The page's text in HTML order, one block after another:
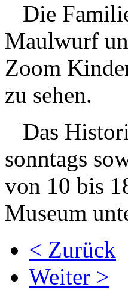
Die
Maulwurf
Zoom
zu sehen.
Das
sonntags
von 10 bis
Museum
< Zurück
Weiter >